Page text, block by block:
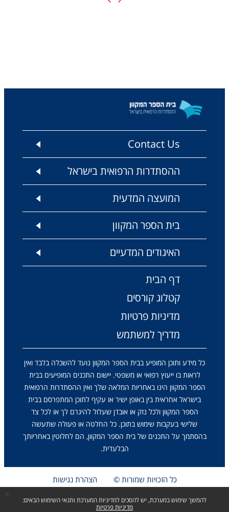
להמשך שימוש במערכת, יש להסכים למדיניות המערכת ותנאי השימוש הבאים:
מדיניות פרטיות
Contact Us
ההסתדרות הרפואית בישראל
המועצה המדעית
בית הספר המקוון
האיגודים המדעיים
דף הבית
קטלוג קורסים
מדיניות פרטיות
מדריך למשתמש
כל מידע ותוכן המופיע בבית הספר המקוון נועד להשכלה בלבד ואין
לראות בו ייעוץ רפואי או משפטי. יישום התכנים המופיעים בבית
הספר המקוון הינו באחריות המלאה שלך ואין ההסתדרות הרפואית
בישראל אחראית בין באופן ישיר או עקיף לתוכן המתפרסם בבית
הספר המקוון ולכל נזק או אובדן שעלול להיגרם לך או לכל צד
שלישי בעקבות שימוש בתוכן. כל החלטה או פעולה שתעשה
בהסתמך על התכנים של בית הספר המקוון, הם לחלוטין באחריותך
הבלעדית.
כל הזכויות שמורות © הצהרת נגישות